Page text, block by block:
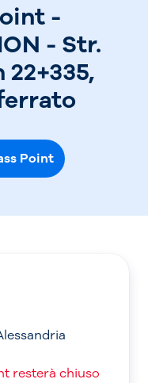
-
- Str.
Point
resterà chiuso